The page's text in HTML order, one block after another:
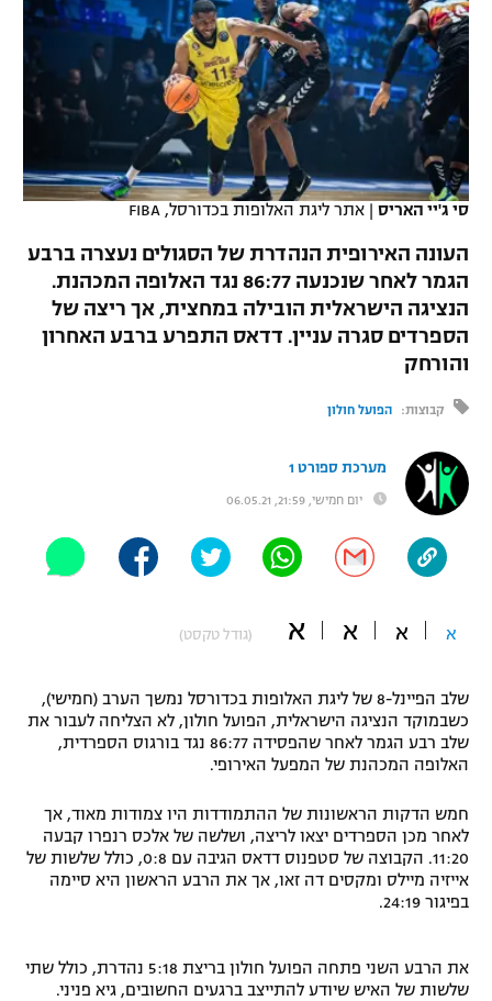
VOD
רץ ברשת
לוח שידורים
ברחבה
"מעל הליגה" – פודקאסט
"מחצית בשכונה" – פודקאסט
תקנון עבור פעילות אלקטרה
תקנון עבור פעילות ספורט 1 – "מרלן"
גיימינג E-Sports
תנאי שימוש
מדיניות פרטיות
תקנון פעילות ספורט 1
נבחרת ישראל
מכבי חיפה
בית"ר ירושלים
מכבי תל אביב
הפועל חיפה
הפועל באר שבע
מכבי נתניה
בני יהודה
ליגה ספרדית
ליגה איטלקית
ליגה צרפתית
ליגה הולנדית
ליגה טורקית
ליגה סינית
ליגה ברזילאית
ליגות נוספות
כדורסל נשים
מכבי תל אביב
הפועל חולון
הפועל ירושלים
יורוליג
יורוקאפ
טניס
כדוריד
כדורעף
שחייה
ג'ודו
אגרוף
ספורט אולימפי
היאבקות WWE
אופניים
כדורמים
פוטבול אמריקאי NFL
בייסבול MLB
אומנויות לחימה
גיימינג E-Sports
סי ג'יי האריס | אתר ליגת האלופות בכדורסל, FIBA
העונה האירופית הנהדרת של הסגולים נעצרה ברבע
הגמר לאחר שנכנעה 86:77 נגד האלופה המכהנת.
הנציגה הישראלית הובילה במחצית, אך ריצה של
הספרדים סגרה עניין. דדאס התפרע ברבע האחרון
והורחק
קבוצות: הפועל חולון
מערכת ספורט 1
יום חמישי, 21:59, 06.05.21
א א א א (גודל טקסט)
שלב הפיינל-8 של ליגת האלופות בכדורסל נמשך הערב (חמישי),
כשבמוקד הנציגה הישראלית, הפועל חולון, לא הצליחה לעבור את
שלב רבע הגמר לאחר שהפסידה 86:77 נגד בורגוס הספרדית,
האלופה המכהנת של המפעל האירופי.
חמש הדקות הראשונות של ההתמודדות היו צמודות מאוד, אך
לאחר מכן הספרדים יצאו לריצה, ושלשה של אלכס רנפרו קבעה
11:20. הקבוצה של סטפנוס דדאס הגיבה עם 0:8, כולל שלשות של
אייזיה מיילס ומקסים דה זאו, אך את הרבע הראשון היא סיימה
בפיגור 24:19.
את הרבע השני פתחה הפועל חולון בריצת 5:18 נהדרת, כולל שתי
שלשות של האיש שיודע להתייצב ברגעים החשובים, גיא פניני.